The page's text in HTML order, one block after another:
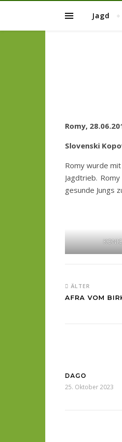
Jagd
Romy,
Slovenski
Romy wurde
Jagdtrieb.
gesunde Jungs
ÄLTER
AFRA VOM
DAGO
25. Oktober 2023